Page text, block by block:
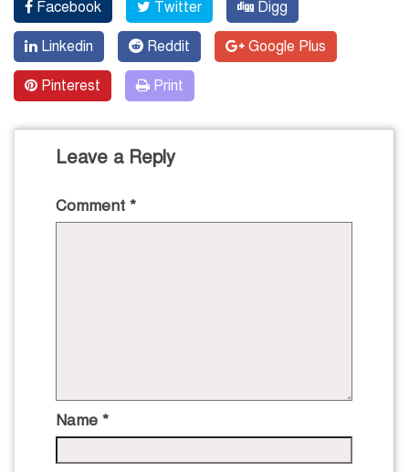
Facebook Twitter Digg
Linkedin Reddit Google Plus
Pinterest Print
Leave a Reply
Comment *
Name *